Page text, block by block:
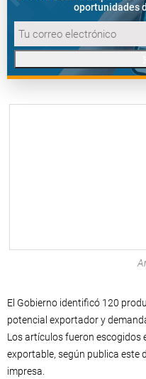
oportunidades
El Gobierno identificó 120
potencial exportador y
Los artículos fueron escogidos
exportable, según publica este
impresa.